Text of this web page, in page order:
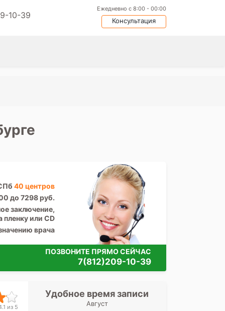
10-39
Ежедневно с 8:00 - 00:00
Консультация
40 центров
до 7298 руб.
заключение,
пленку или CD
врача
ПОЗВОНИТЕ ПРЯМО СЕЙЧАС
7(812)209-10-39
из 5
Удобное время записи
Август